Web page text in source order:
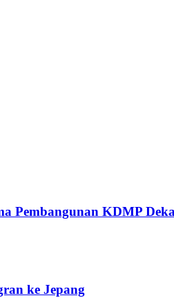
Pembangunan KDMP
ke Jepang